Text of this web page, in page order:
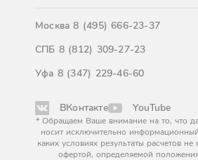
Москва8 (495) 666-23-37
СПБ 8 (812) 309-27-23
Уфа 8 (347) 229-46-60
ВКонтакте YouTube
* Обращаем Ваше внимание на то, что
носит исключительно
каких условиях результаты расчетов
офертой, определяемой